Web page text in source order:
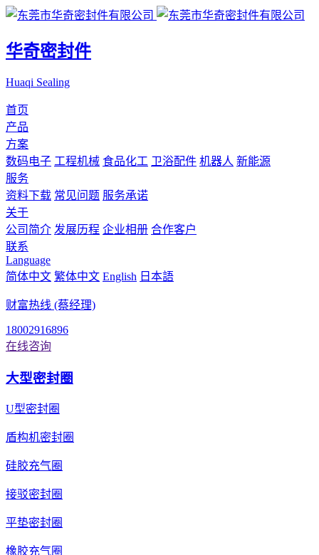
华奇密封件
Huaqi Sealing
首页
产品
方案
数码电子 工程机械 食品化工 卫浴配件 机器人 新能源
服务
资料下载 常见问题 服务承诺
关于
公司简介 发展历程 企业相册 合作客户
联系
Language
简体中文 繁体中文 English 日本語
财富热线 (蔡经理)
18002916896
在线咨询
大型密封圈
U型密封圈
盾构机密封圈
硅胶充气圈
接驳密封圈
平垫密封圈
橡胶充气圈